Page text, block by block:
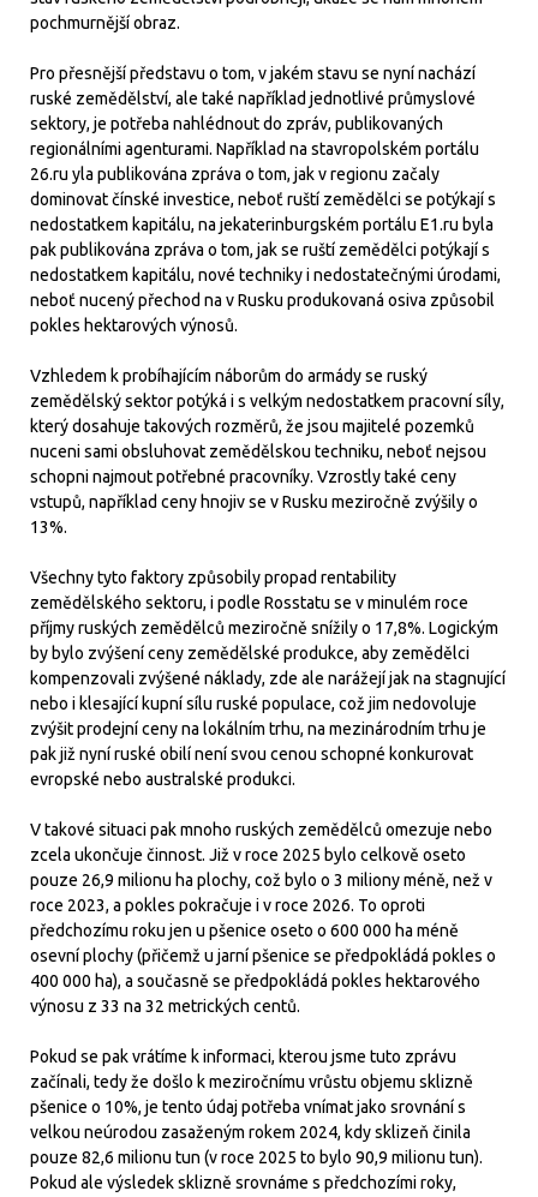
pochmurnější obraz.
Pro přesnější představu o tom, v jakém stavu se nyní nachází
ruské zemědělství, ale také například jednotlivé průmyslové
sektory, je potřeba nahlédnout do zpráv, publikovaných
regionálními agenturami. Například na stavropolském portálu
26.ru yla publikována zpráva o tom, jak v regionu začaly
dominovat čínské investice, neboť ruští zemědělci se potýkají s
nedostatkem kapitálu, na jekaterinburgském portálu E1.ru byla
pak publikována zpráva o tom, jak se ruští zemědělci potýkají s
nedostatkem kapitálu, nové techniky i nedostatečnými úrodami,
neboť nucený přechod na v Rusku produkovaná osiva způsobil
pokles hektarových výnosů.
Vzhledem k probíhajícím náborům do armády se ruský
zemědělský sektor potýká i s velkým nedostatkem pracovní síly,
který dosahuje takových rozměrů, že jsou majitelé pozemků
nuceni sami obsluhovat zemědělskou techniku, neboť nejsou
schopni najmout potřebné pracovníky. Vzrostly také ceny
vstupů, například ceny hnojiv se v Rusku meziročně zvýšily o
13%.
Všechny tyto faktory způsobily propad rentability
zemědělského sektoru, i podle Rosstatu se v minulém roce
příjmy ruských zemědělců meziročně snížily o 17,8%. Logickým
by bylo zvýšení ceny zemědělské produkce, aby zemědělci
kompenzovali zvýšené náklady, zde ale narážejí jak na stagnující
nebo i klesající kupní sílu ruské populace, což jim nedovoluje
zvýšit prodejní ceny na lokálním trhu, na mezinárodním trhu je
pak již nyní ruské obilí není svou cenou schopné konkurovat
evropské nebo australské produkci.
V takové situaci pak mnoho ruských zemědělců omezuje nebo
zcela ukončuje činnost. Již v roce 2025 bylo celkově oseto
pouze 26,9 milionu ha plochy, což bylo o 3 miliony méně, než v
roce 2023, a pokles pokračuje i v roce 2026. To oproti
předchozímu roku jen u pšenice oseto o 600 000 ha méně
osevní plochy (přičemž u jarní pšenice se předpokládá pokles o
400 000 ha), a současně se předpokládá pokles hektarového
výnosu z 33 na 32 metrických centů.
Pokud se pak vrátíme k informaci, kterou jsme tuto zprávu
začínali, tedy že došlo k meziročnímu vrůstu objemu sklizně
pšenice o 10%, je tento údaj potřeba vnímat jako srovnání s
velkou neúrodou zasaženým rokem 2024, kdy sklizeň činila
pouze 82,6 milionu tun (v roce 2025 to bylo 90,9 milionu tun).
Pokud ale výsledek sklizně srovnáme s předchozími roky,